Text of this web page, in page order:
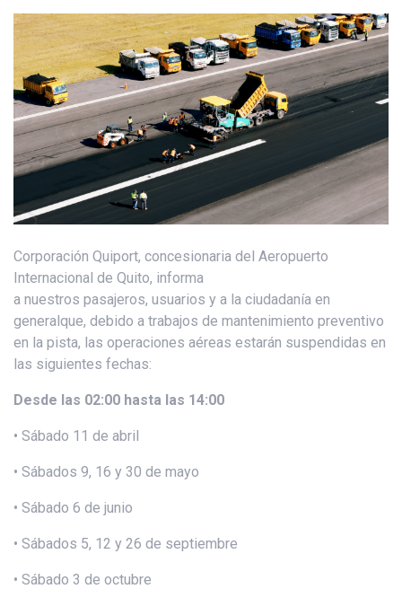
Corporación Quiport, concesionaria del Aeropuerto
Internacional de Quito, informa
a nuestros pasajeros, usuarios y a la ciudadanía en
generalque, debido a trabajos de mantenimiento preventivo
en la pista, las operaciones aéreas estarán suspendidas en
las siguientes fechas:
Desde las 02:00 hasta las 14:00
• Sábado 11 de abril
• Sábados 9, 16 y 30 de mayo
• Sábado 6 de junio
• Sábados 5, 12 y 26 de septiembre
• Sábado 3 de octubre